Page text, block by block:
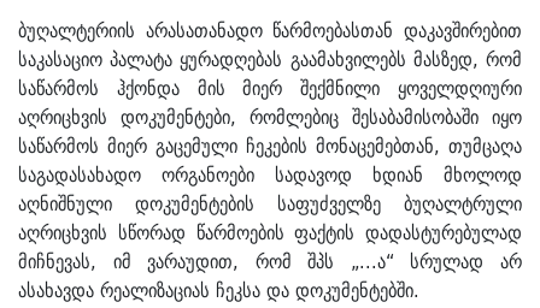
ბუღალტერიის არასათანადო წარმოებასთან დაკავშირებით
საკასაციო პალატა ყურადღებას გაამახვილებს მასზედ, რომ
საწარმოს ჰქონდა მის მიერ შექმნილი ყოველდღიური
აღრიცხვის დოკუმენტები, რომლებიც შესაბამისობაში იყო
საწარმოს მიერ გაცემული ჩეკების მონაცემებთან, თუმცაღა
საგადასახადო ორგანოები სადავოდ ხდიან მხოლოდ
აღნიშნული დოკუმენტების საფუძველზე ბუღალტრული
აღრიცხვის სწორად წარმოების ფაქტის დადასტურებულად
მიჩნევას, იმ ვარაუდით, რომ შპს „...ა“ სრულად არ
ასახავდა რეალიზაციას ჩეკსა და დოკუმენტებში.